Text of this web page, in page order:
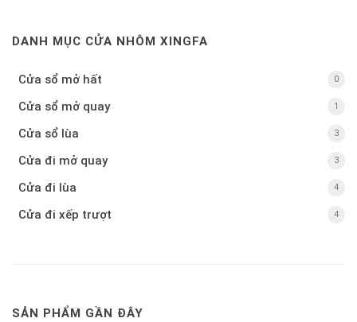
DANH MỤC CỬA NHÔM XINGFA
Cửa sổ mở hất 0
0
Cửa sổ mở quay 11
Cửa sổ lùa 3
3
Cửa đi mở quay 3
3
Cửa đi lùa 4
4
Cửa đi xếp trượt 4
4
SẢN PHẨM GẦN ĐÂY